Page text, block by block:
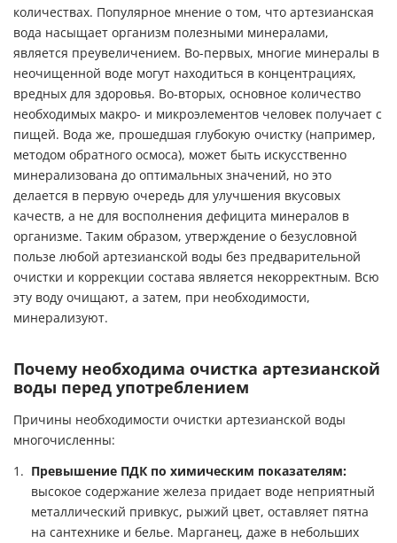
количествах. Популярное мнение о том, что артезианская
вода насыщает организм полезными минералами,
является преувеличением. Во-первых, многие минералы в
неочищенной воде могут находиться в концентрациях,
вредных для здоровья. Во-вторых, основное количество
необходимых макро- и микроэлементов человек получает с
пищей. Вода же, прошедшая глубокую очистку (например,
методом обратного осмоса), может быть искусственно
минерализована до оптимальных значений, но это
делается в первую очередь для улучшения вкусовых
качеств, а не для восполнения дефицита минералов в
организме. Таким образом, утверждение о безусловной
пользе любой артезианской воды без предварительной
очистки и коррекции состава является некорректным. Всю
эту воду очищают, а затем, при необходимости,
минерализуют.
Почему необходима очистка артезианской
воды перед употреблением
Причины необходимости очистки артезианской воды
многочисленны:
Превышение ПДК по химическим показателям:
высокое содержание железа придает воде неприятный
металлический привкус, рыжий цвет, оставляет пятна
на сантехнике и белье. Марганец, даже в небольших